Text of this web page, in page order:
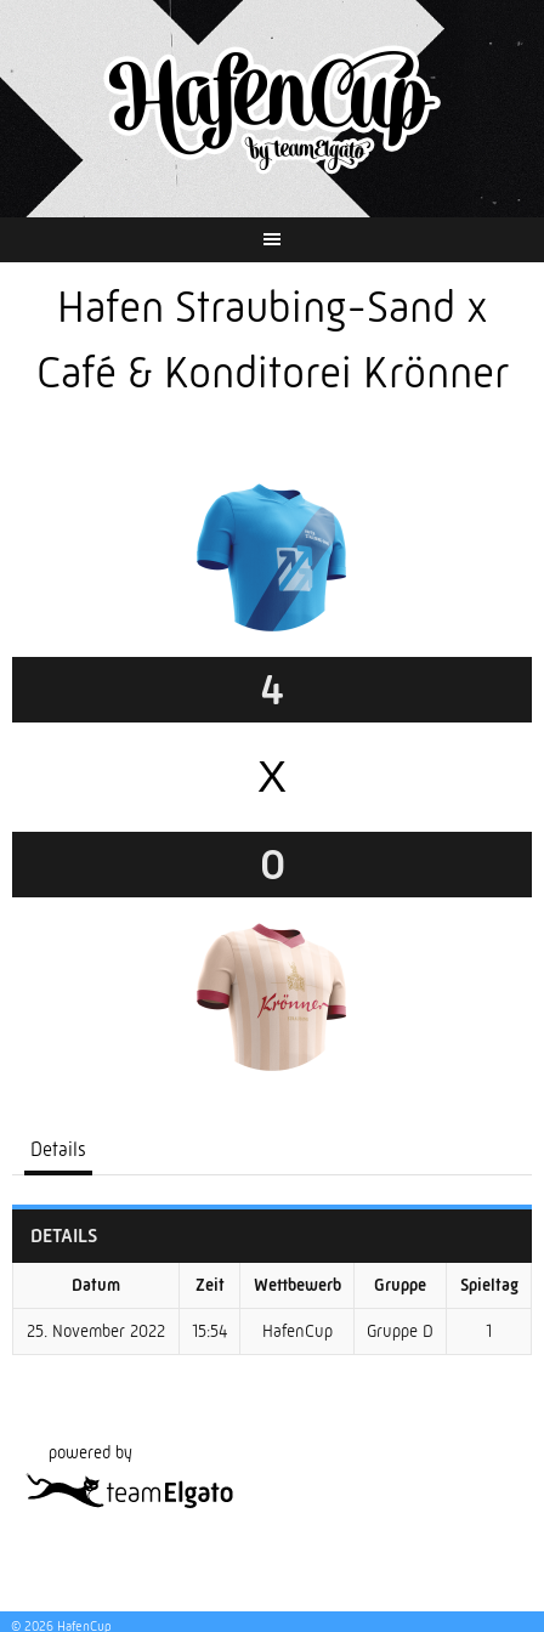
Inhalt
Hafen Straubing-Sand x
Café & Konditorei Krönner
4
X
0
Details
DETAILS
Datum Zeit Wettbewerb Gruppe Spieltag
25. November 2022 15:54 HafenCup Gruppe D 1
powered by
© 2026 HafenCup